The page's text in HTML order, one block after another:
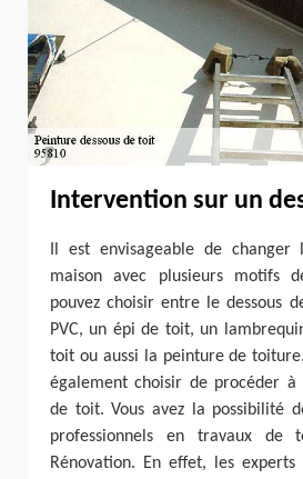
Intervention sur un
Il est envisageable de
maison avec plusieurs motifs
pouvez choisir entre le dessous
PVC, un épi de toit, un
toit ou aussi la peinture de
également choisir de procéder à
de toit. Vous avez la possibilité
professionnels en travaux de
Rénovation. En effet, les